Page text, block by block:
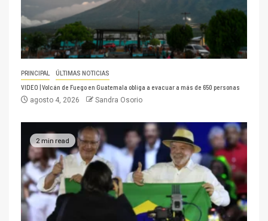
PRINCIPAL ÚLTIMAS NOTICIAS
VIDEO | Volcán de Fuego en Guatemala obliga a evacuar a más de 650 personas
agosto 4, 2026 Sandra Osorio
2 min read